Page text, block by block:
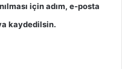
için adım, e-posta
kaydedilsin.